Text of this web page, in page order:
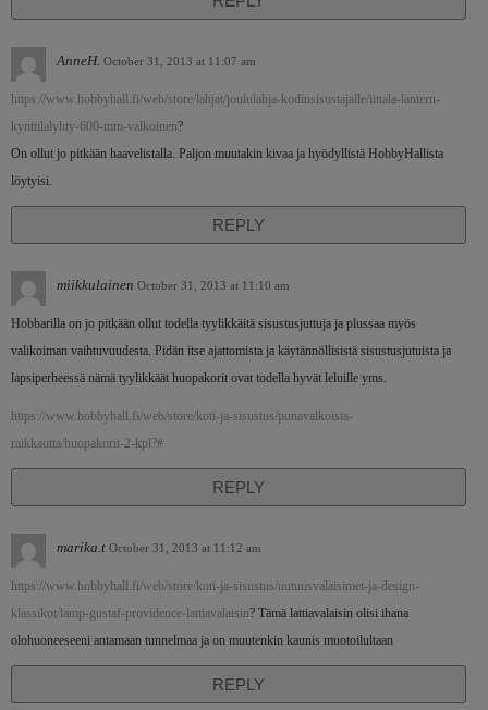
AnneH. October 31, 2013 at 11:07 am
https://www.hobbyhall.fi/web/store/lahjat/joululahja-kodinsisustajalle/iittala-lantern-
kynttilalyhty-600-mm-valkoinen?
On ollut jo pitkään haavelistalla. Paljon muutakin kivaa ja hyödyllistä HobbyHallista
löytyisi.
REPLY
miikkulainen October 31, 2013 at 11:10 am
Hobbarilla on jo pitkään ollut todella tyylikkäitä sisustusjuttuja ja plussaa myös
valikoiman vaihtuvuudesta. Pidän itse ajattomista ja käytännöllisistä sisustusjutuista ja
lapsiperheessä nämä tyylikkäät huopakorit ovat todella hyvät leluille yms.
https://www.hobbyhall.fi/web/store/koti-ja-sisustus/punavalkoista-
raikkautta/huopakorit-2-kpl?#
REPLY
marika.t October 31, 2013 at 11:12 am
https://www.hobbyhall.fi/web/store/koti-ja-sisustus/uutuusvalaisimet-ja-design-
klassikot/lamp-gustaf-providence-lattiavalaisin? Tämä lattiavalaisin olisi ihana
olohuoneeseeni antamaan tunnelmaa ja on muutenkin kaunis muotoilultaan
REPLY